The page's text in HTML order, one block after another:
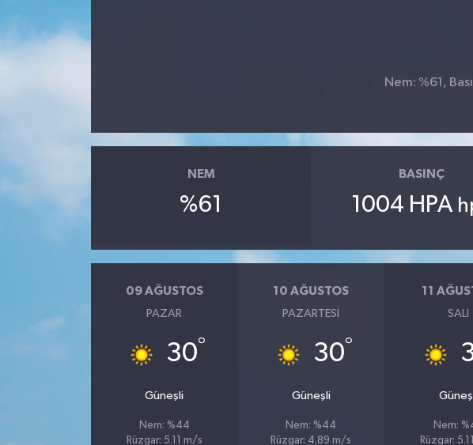
Nem: %61,
NEM
%61
BASINÇ
1004 HPA
09 AĞUSTOS
PAZAR
30°
Güneşli
Nem: %44
Rüzgar: 5.11 m/s
10 AĞUSTOS
PAZARTESI
30°
Güneşli
Nem: %44
Rüzgar: 4.89 m/s
11
SALI
Nem:
Rüzgar: